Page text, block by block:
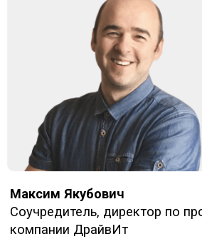
Оплата любым
удобным способом
Физические лица
(+4000р к счёту)
Принимаем оплаты со всех стран:
Россия, СНГ, Европа и т. д.